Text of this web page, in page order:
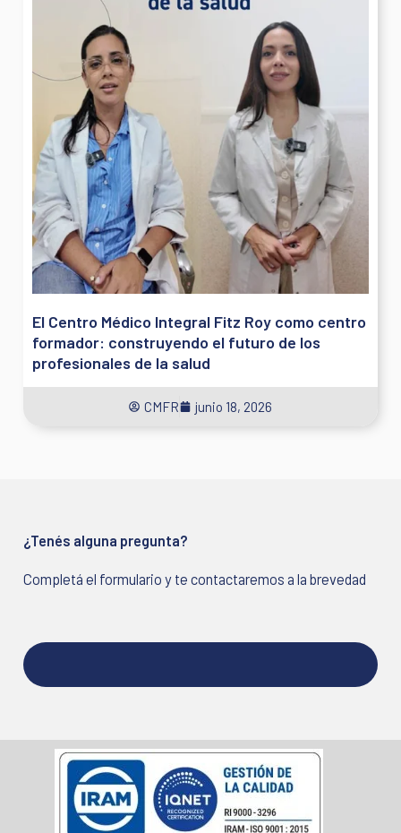
El Centro Médico Integral Fitz Roy como centro
formador: construyendo el futuro de los
profesionales de la salud
CMFR junio 18, 2026
¿Tenés alguna pregunta?
Completá el formulario y te contactaremos a la brevedad